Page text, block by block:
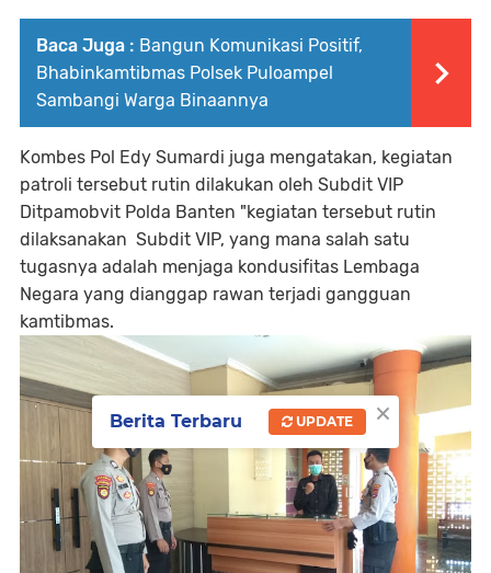
Baca Juga : Bangun Komunikasi Positif,
Bhabinkamtibmas Polsek Puloampel
Sambangi Warga Binaannya
Kombes Pol Edy Sumardi juga mengatakan, kegiatan
patroli tersebut rutin dilakukan oleh Subdit VIP
Ditpamobvit Polda Banten "kegiatan tersebut rutin
dilaksanakan Subdit VIP, yang mana salah satu
tugasnya adalah menjaga kondusifitas Lembaga
Negara yang dianggap rawan terjadi gangguan
kamtibmas.
×
Berita Terbaru UPDATE